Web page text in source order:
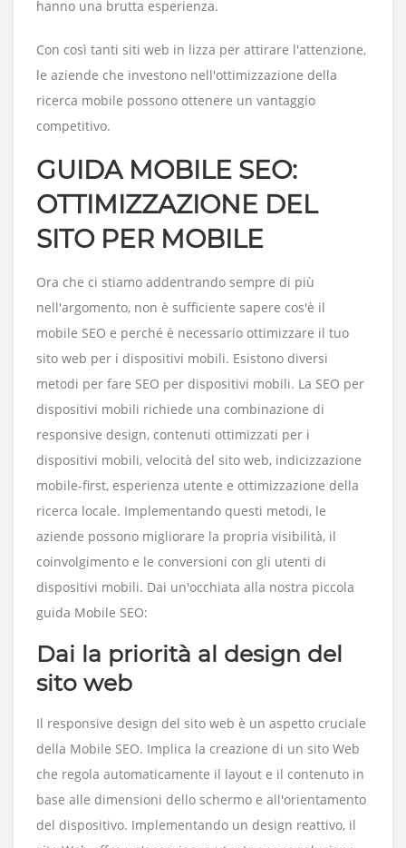
hanno una brutta esperienza.
Con così tanti siti web in lizza per attirare l'attenzione,
le aziende che investono nell'ottimizzazione della
ricerca mobile possono ottenere un vantaggio
competitivo.
GUIDA MOBILE SEO:
OTTIMIZZAZIONE DEL
SITO PER MOBILE
Ora che ci stiamo addentrando sempre di più
nell'argomento, non è sufficiente sapere cos'è il
mobile SEO e perché è necessario ottimizzare il tuo
sito web per i dispositivi mobili. Esistono diversi
metodi per fare SEO per dispositivi mobili. La SEO per
dispositivi mobili richiede una combinazione di
responsive design, contenuti ottimizzati per i
dispositivi mobili, velocità del sito web, indicizzazione
mobile-first, esperienza utente e ottimizzazione della
ricerca locale. Implementando questi metodi, le
aziende possono migliorare la propria visibilità, il
coinvolgimento e le conversioni con gli utenti di
dispositivi mobili. Dai un'occhiata alla nostra piccola
guida Mobile SEO:
Dai la priorità al design del
sito web
Il responsive design del sito web è un aspetto cruciale
della Mobile SEO. Implica la creazione di un sito Web
che regola automaticamente il layout e il contenuto in
base alle dimensioni dello schermo e all'orientamento
del dispositivo. Implementando un design reattivo, il